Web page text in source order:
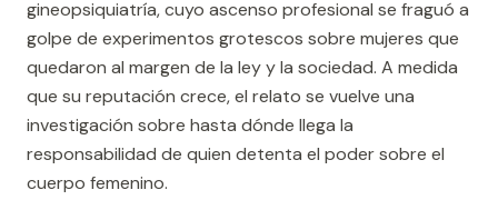
gineopsiquiatría, cuyo ascenso profesional se fraguó a
golpe de experimentos grotescos sobre mujeres que
quedaron al margen de la ley y la sociedad. A medida
que su reputación crece, el relato se vuelve una
investigación sobre hasta dónde llega la
responsabilidad de quien detenta el poder sobre el
cuerpo femenino.